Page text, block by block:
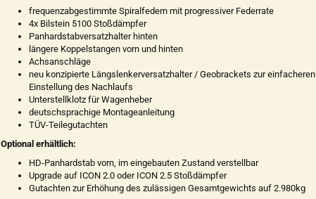
frequenzabgestimmte Spiralfedern mit progressiver Federrate
4x Bilstein 5100 Stoßdämpfer
Panhardstabversatzhalter hinten
längere Koppelstangen vorn und hinten
Achsanschläge
neu konzipierte Längslenkerversatzhalter / Geobrackets zur einfacheren
Einstellung des Nachlaufs
Unterstellklotz für Wagenheber
deutschsprachige Montageanleitung
TÜV-Teilegutachten
Optional erhältlich:
HD-Panhardstab vorn, im eingebauten Zustand verstellbar
Upgrade auf ICON 2.0 oder ICON 2.5 Stoßdämpfer
Gutachten zur Erhöhung des zulässigen Gesamtgewichts auf 2.980kg